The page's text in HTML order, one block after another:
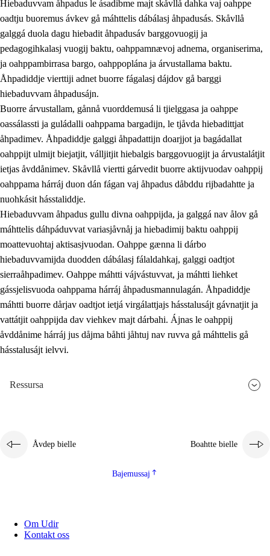
Hiebaduvvam åhpadus le ásadibme majt skåvllå dahka vaj oahppe
oadtju buoremus ávkev gå máhttelis dábálasj åhpadusás. Skåvllå
galggá duola dagu hiebadit åhpadusáv barggovuogij ja
pedagogihkalasj vuogij baktu, oahppamnævoj adnema, organiserima,
ja oahppambirrasa bargo, oahppoplána ja árvustallama baktu.
Åhpadiddje vierttiji adnet buorre fágalasj dájdov gå barggi
hiebaduvvam åhpadusájn.
Buorre árvustallam, gånnå vuorddemusá li tjielggasa ja oahppe
oassálassti ja guládalli oahppama bargadijn, le tjåvda hiebadittjat
åhpadimev. Åhpadiddje galggi åhpadattijn doarjjot ja bagádallat
oahppijt ulmijt biejatjit, válljitjit hiebalgis barggovuogijt ja árvustalátjit
ietjas åvddånimev. Skåvllå viertti gárvedit buorre aktijvuodav oahppij
oahppama hárráj duon dán fágan vaj åhpadus dåbddu rijbadahtte ja
nuohkásit hásstaliddje.
Hiebaduvvam åhpadus gullu divna oahppijda, ja galggá nav ålov gå
máhttelis dáhpáduvvat variasjåvnåj ja hiebadimij baktu oahppij
moattevuohtaj aktisasjvuodan. Oahppe gænna li dárbo
hiebaduvvamijda duodden dábálasj fálaldahkaj, galggi oadtjot
sierraåhpadimev. Oahppe máhtti vájvástuvvat, ja máhtti liehket
gássjelisvuoda oahppama hárráj åhpadusmannulagán. Åhpadiddje
máhtti buorre dårjav oadtjot ietjá virgálattjajs hásstalusájt gávnatjit ja
vattátjit oahppijda dav viehkev majt dárbahi. Ájnas le oahppij
åvddånime hárráj jus dåjma båhti jåhtuj nav ruvva gå máhttelis gå
hásstalusájt ielvvi.
Ressursa
Åvdep bielle Boahtte bielle
Bajemussaj
Om Udir
Kontakt oss